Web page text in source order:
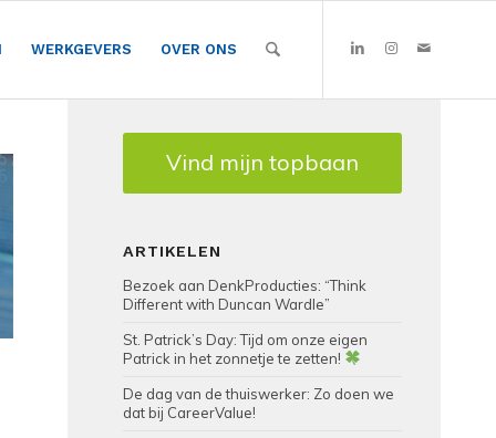
WERKGEVERS OVER ONS
Vind mijn topbaan
ARTIKELEN
Bezoek aan DenkProducties: “Think
Different with Duncan Wardle”
St. Patrick’s Day: Tijd om onze eigen
Patrick in het zonnetje te zetten!
De dag van de thuiswerker: Zo doen we
dat bij CareerValue!